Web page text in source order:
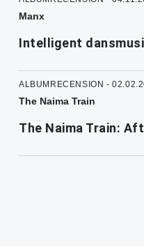
Manx
Intelligent
ALBUMRECENSION -
The Naima Train
The Naima Train: